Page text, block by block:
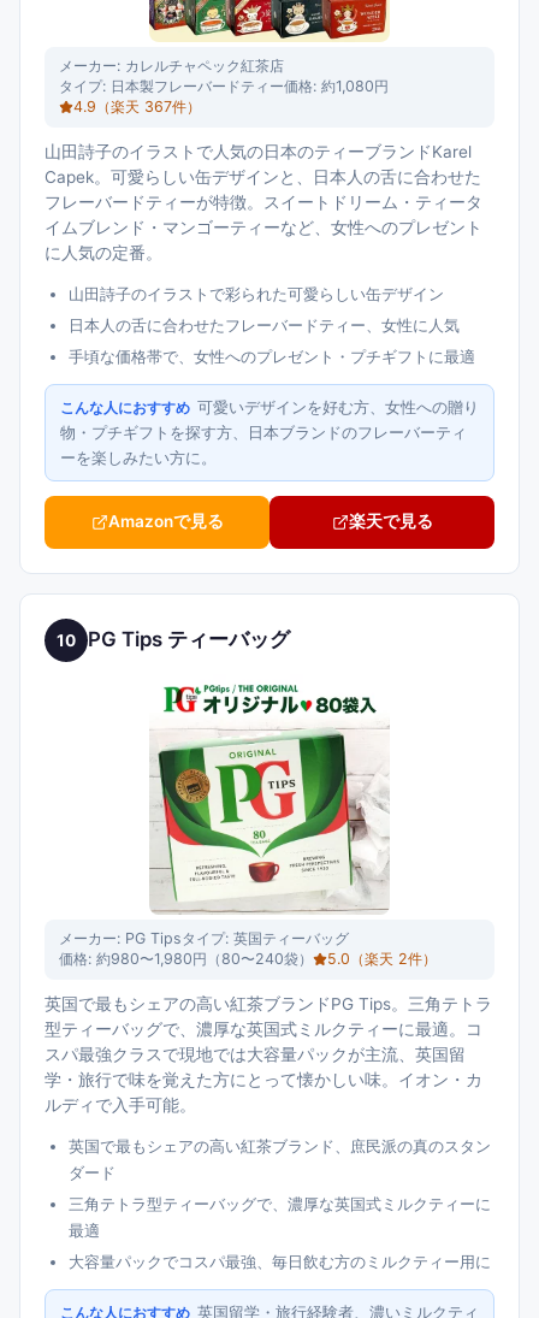
メーカー: カレルチャペック紅茶店
タイプ: 日本製フレーバードティー価格: 約1,080円
4.9 （楽天 367件）
山田詩子のイラストで人気の日本のティーブランドKarel
Capek。可愛らしい缶デザインと、日本人の舌に合わせた
フレーバードティーが特徴。スイートドリーム・ティータ
イムブレンド・マンゴーティーなど、女性へのプレゼント
に人気の定番。
山田詩子のイラストで彩られた可愛らしい缶デザイン
日本人の舌に合わせたフレーバードティー、女性に人気
手頃な価格帯で、女性へのプレゼント・プチギフトに最適
こんな人におすすめ 可愛いデザインを好む方、女性への贈り
物・プチギフトを探す方、日本ブランドのフレーバーティ
ーを楽しみたい方に。
Amazonで見る 楽天で見る
10 PG Tips ティーバッグ
メーカー: PG Tipsタイプ: 英国ティーバッグ
価格: 約980〜1,980円（80〜240袋） 5.0 （楽天 2件）
英国で最もシェアの高い紅茶ブランドPG Tips。三角テトラ
型ティーバッグで、濃厚な英国式ミルクティーに最適。コ
スパ最強クラスで現地では大容量パックが主流、英国留
学・旅行で味を覚えた方にとって懐かしい味。イオン・カ
ルディで入手可能。
英国で最もシェアの高い紅茶ブランド、庶民派の真のスタン
ダード
三角テトラ型ティーバッグで、濃厚な英国式ミルクティーに
最適
大容量パックでコスパ最強、毎日飲む方のミルクティー用に
こんな人におすすめ 英国留学・旅行経験者、濃いミルクティ